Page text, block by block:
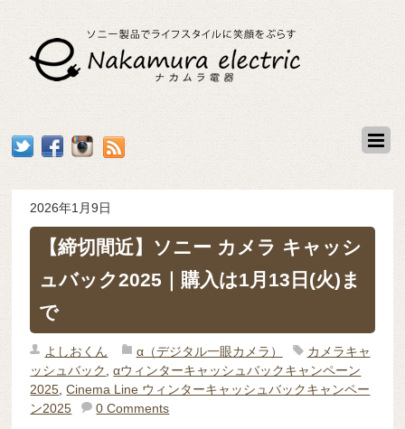
2026年1月9日
【締切間近】ソニー カメラ キャッシ
ュバック2025｜購入は1月13日(火)ま
で
よしおくん α（デジタル一眼カメラ）
カメラキャ
ッシュバック
,αウィンターキャッシュバックキャンペーン
2025 ,Cinema Line ウィンターキャッシュバックキャンペー
ン2025
0 Comments